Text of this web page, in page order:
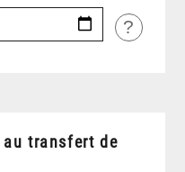
?
au transfert de